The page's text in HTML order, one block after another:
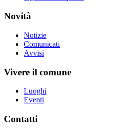
Novità
Notizie
Comunicati
Avvisi
Vivere il comune
Luoghi
Eventi
Contatti